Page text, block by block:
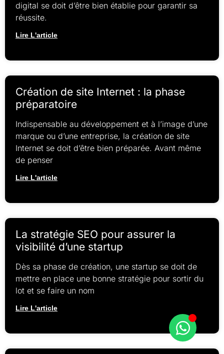
digital se doit d’être bien établie pour garantir sa
réussite.
Lire L'article
Création de site Internet : la phase
préparatoire
Indispensable au développement et à l’image d’une
marque ou d’une entreprise, la création de site
Internet se doit d’être bien préparée. Avant même
de penser
Lire L'article
La stratégie SEO pour assurer la
visibilité d’une startup
Dès sa phase de création, une startup se doit de
mettre en place une bonne stratégie pour sortir du
lot et se faire un nom
Lire L'article